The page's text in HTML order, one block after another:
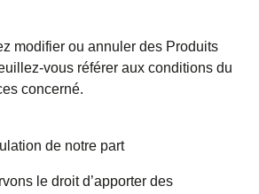
modifier ou annuler des Produits
vous référer aux conditions du
concerné.
de notre part
le droit d’apporter des